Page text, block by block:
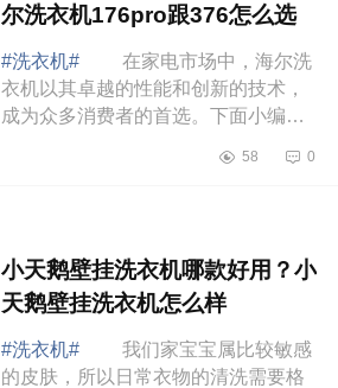
尔洗衣机176pro跟376怎么选
#洗衣机#
在家电市场中，海尔洗
衣机以其卓越的性能和创新的技术，
成为众多消费者的首选。下面小编为
吗？海尔洗衣机176pro跟376怎么
58 0
小天鹅壁挂洗衣机哪款好用？小
天鹅壁挂洗衣机怎么样
#洗衣机#
我们家宝宝属比较敏感
的皮肤，所以日常衣物的清洗需要格